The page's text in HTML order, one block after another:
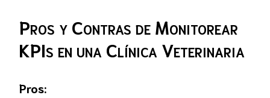
Pros y Contras de Monitorear
KPIs en una Clínica Veterinaria
Pros: